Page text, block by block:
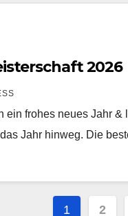
2026
ein frohes neues Jahr
Jahr hinweg. Die
1 2